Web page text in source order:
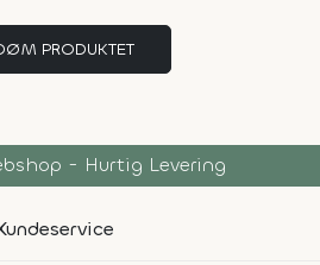
PRODUKTET
- Hurtig Levering